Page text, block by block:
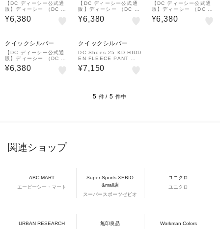
【DC ディーシー公式通
販】ディーシー （DC S
HOES）DC Shoes 25
KD WIDE PAINTER PA
¥6,380
【DC ディーシー公式通
販】ディーシー （DC S
HOES）DC Shoes 25
KD WIDE PAINTER PA
¥6,380
【DC ディーシー公式通
販】ディーシー （DC S
HOES）DC Shoes 25
KD WIDE CARGO PAN
¥6,380
クイックシルバー
【DC ディーシー公式通
販】ディーシー （DC S
HOES）DC Shoes 25
KD WIDE CARGO PAN
¥6,380
クイックシルバー
DC Shoes 25 KD HIDD
EN FLEECE PANT フ
リースパンツ セットアッ
プ キッズ
¥7,150
5 件 / 5 件中
関連ショップ
ABC-MART
エービーシー・マート
Super Sports XEBIO
&mall店
スーパースポーツゼビオ
ユニクロ
ユニクロ
URBAN RESEARCH
無印良品
Workman Colors